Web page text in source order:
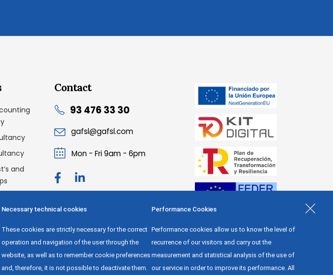
and
Contact
93 476 33 30
gafsl@gafsl.com
Mon - Fri 9am - 6pm
Necessary technical cookies
These cookies are strictly necessary for the correct
operation and navigation of the user through the
website, as well as to remember cookie preferences
and, therefore, it is not possible to deactivate them.
Performance Cookies
Performance cookies allow us to know the level of
recurrence of our visitors and carry out the
measurement and statistical analysis of the use of
our service in order to improve its performance. All